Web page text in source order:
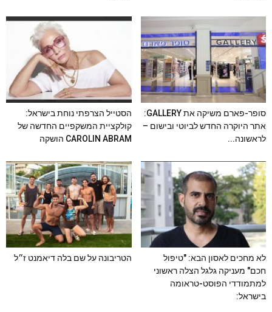
סופר-פארם משיקה את GALLERY:
אתר היוקרה החדש לביוטי ובישום –
לראשונה...
הסטייל הצרפתי נוחת בישראל:
קולקציית המשקפיים החדשה של
CAROLIN ABRAM הושקה
לא מחכים לאסון הבא: "טיפול
חכם" מעניקה גלגל הצלה ראשוני
למתמודדי הפוסט-טראומה
בישראל:
הטריבונה על שם בלה דיאמנט ז״ל